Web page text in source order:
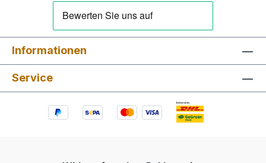
Informationen
Service